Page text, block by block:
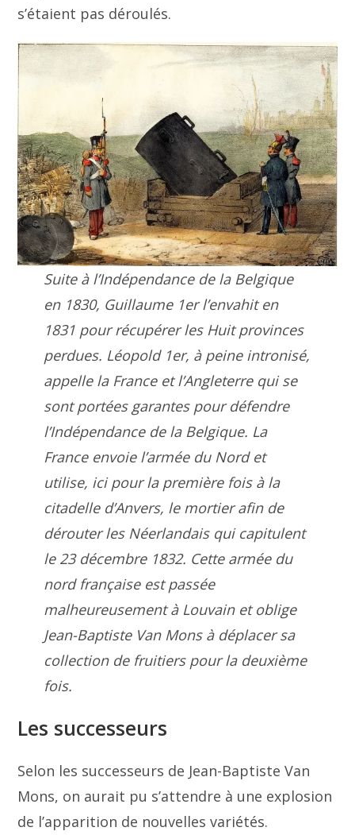
s’étaient pas déroulés.
Suite à l’Indépendance de la Belgique
en 1830, Guillaume 1er l’envahit en
1831 pour récupérer les Huit provinces
perdues. Léopold 1er, à peine intronisé,
appelle la France et l’Angleterre qui se
sont portées garantes pour défendre
l’Indépendance de la Belgique. La
France envoie l’armée du Nord et
utilise, ici pour la première fois à la
citadelle d’Anvers, le mortier afin de
dérouter les Néerlandais qui capitulent
le 23 décembre 1832. Cette armée du
nord française est passée
malheureusement à Louvain et oblige
Jean-Baptiste Van Mons à déplacer sa
collection de fruitiers pour la deuxième
fois.
Les successeurs
Selon les successeurs de Jean-Baptiste Van
Mons, on aurait pu s’attendre à une explosion
de l’apparition de nouvelles variétés.